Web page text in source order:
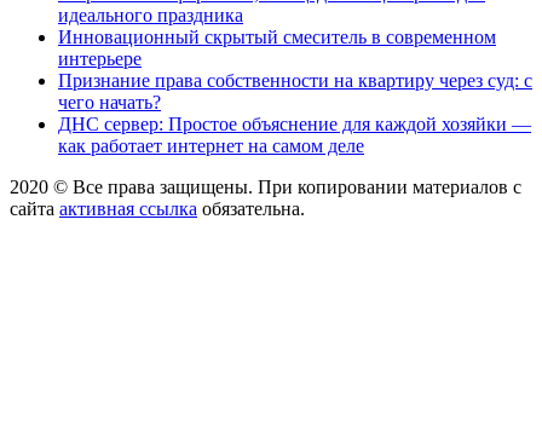
идеального праздника
Инновационный скрытый смеситель в современном
интерьере
Признание права собственности на квартиру через суд: с
чего начать?
ДНС сервер: Простое объяснение для каждой хозяйки —
как работает интернет на самом деле
2020 © Все права защищены. При копировании материалов с
сайта активная ссылка обязательна.